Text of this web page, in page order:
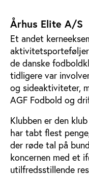
Århus Elite A/S
Et andet
de danske
tidligere var
og sideaktiviteter,
AGF Fodbold og
Klubben er den
har tabt flest
der røde tal på
koncernen med et
utilfredsstillende